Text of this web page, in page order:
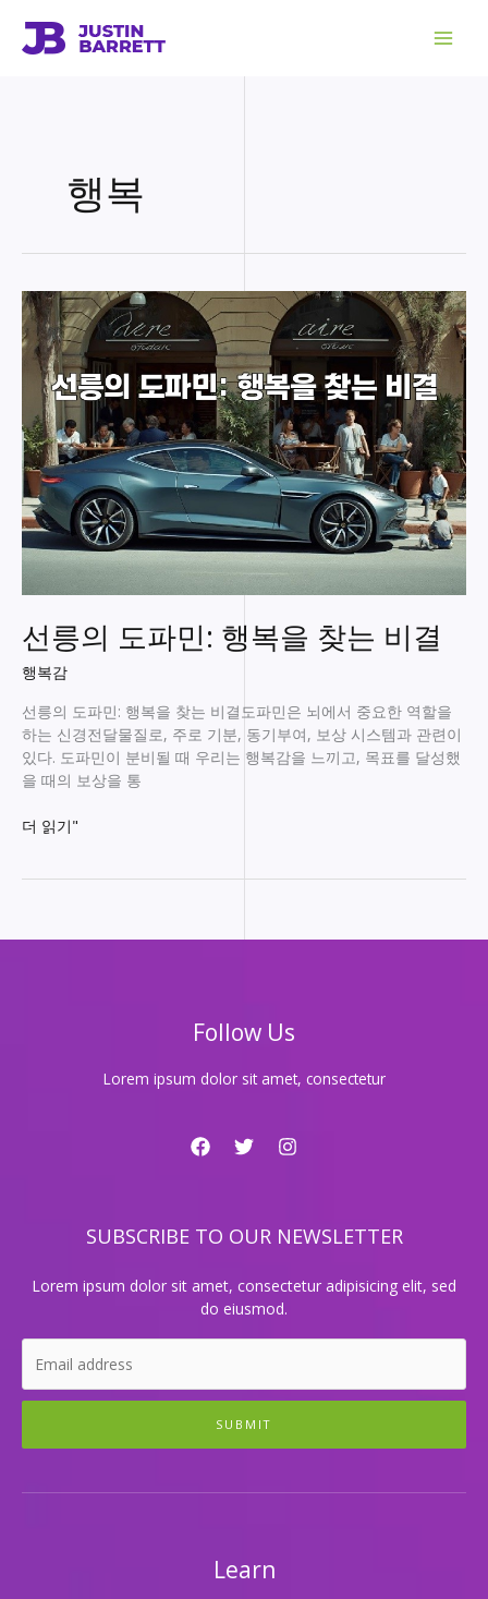
행복
선릉의 도파민: 행복을 찾는 비결
행복감
선릉의 도파민: 행복을 찾는 비결도파민은 뇌에서 중요한 역할을
하는 신경전달물질로, 주로 기분, 동기부여, 보상 시스템과 관련이
있다. 도파민이 분비될 때 우리는 행복감을 느끼고, 목표를 달성했
을 때의 보상을 통
선
민:
더 읽기"
Follow Us
Lorem ipsum dolor sit amet, consectetur
SUBSCRIBE TO OUR NEWSLETTER
Lorem ipsum dolor sit amet, consectetur adipisicing elit, sed
do eiusmod.
SUBMIT
Learn